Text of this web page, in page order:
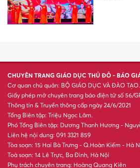
CHUYÊN TRANG GIÁO DỤC THỦ ĐÔ - BÁO
Cơ quan chủ quản: BỘ GIÁO DỤC VÀ ĐÀO TẠO.
Giấy phép mở chuyên trang báo điện tử số 56/
Thông tin & Truyền thông cấp ngày 24/6/2021
Tổng Biên tập: Triệu Ngọc Lâm.
Phó Tổng Biên tập: Dương Thanh Hương -
Liên hệ nội dung: 091 3321 859
Tòa soạn: 15 Hai Bà Trưng - Q.Hoàn Kiếm - Hà
Toà soạn: 14 Lê Trực, Ba Đình, Hà Nội
Phụ trách chuyên trang: Hoàng Quang Kiên